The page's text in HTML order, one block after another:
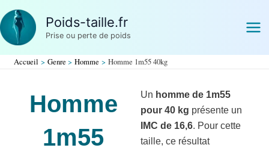
Aller
au
contenu
Poids-taille.fr
Prise ou perte de poids
Accueil Genre Homme Homme 1m55 40kg
Homme
1m55
Un homme de 1m55
pour 40 kg présente un
IMC de 16,6. Pour cette
taille, ce résultat